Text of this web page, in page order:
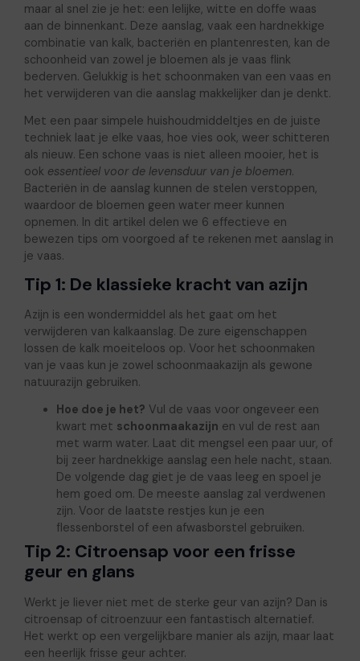
maar al snel zie je het: een lelijke, witte en doffe waas
aan de binnenkant. Deze aanslag, vaak een hardnekkige
combinatie van kalk, bacteriën en plantenresten, kan de
schoonheid van zowel je bloemen als je vaas flink
bederven. Gelukkig is het schoonmaken van een vaas en
het verwijderen van die aanslag makkelijker dan je denkt.
Met een paar simpele huishoudmiddeltjes en de juiste
techniek laat je elke vaas, hoe vies ook, weer schitteren
als nieuw. Een schone vaas is niet alleen mooier, het is
ook essentieel voor de levensduur van je bloemen.
Bacteriën in de aanslag kunnen de stelen verstoppen,
waardoor de bloemen geen water meer kunnen
opnemen. In dit artikel delen we 6 effectieve en
bewezen tips om voorgoed af te rekenen met aanslag in
je vaas.
Tip 1: De klassieke kracht van azijn
Azijn is een wondermiddel als het gaat om het
verwijderen van kalkaanslag. De zure eigenschappen
lossen de kalk moeiteloos op. Voor het schoonmaken
van je vaas kun je zowel schoonmaakazijn als gewone
natuurazijn gebruiken.
Hoe doe je het? Vul de vaas voor ongeveer een
kwart met schoonmaakazijn en vul de rest aan
met warm water. Laat dit mengsel een paar uur, of
bij zeer hardnekkige aanslag een hele nacht, staan.
De volgende dag giet je de vaas leeg en spoel je
hem goed om. De meeste aanslag zal verdwenen
zijn. Voor de laatste restjes kun je een
flessenborstel of een afwasborstel gebruiken.
Tip 2: Citroensap voor een frisse
geur en glans
Werkt je liever niet met de sterke geur van azijn? Dan is
citroensap of citroenzuur een fantastisch alternatief.
Het werkt op een vergelijkbare manier als azijn, maar laat
een heerlijk frisse geur achter.